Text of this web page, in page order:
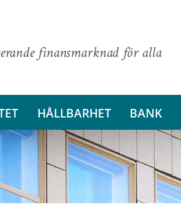
finansmarknad för alla
HÅLLBARHET BANK